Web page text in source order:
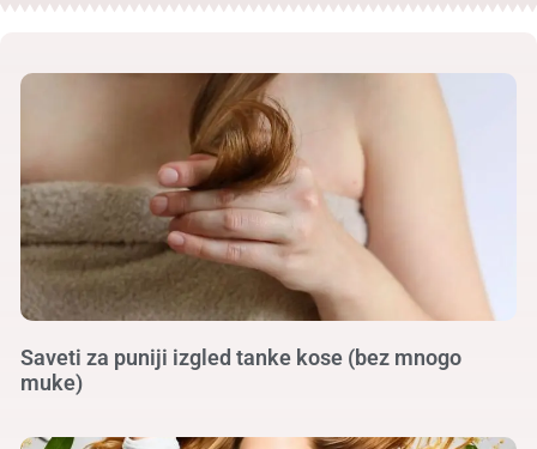
Saveti za puniji izgled tanke kose (bez mnogo
muke)